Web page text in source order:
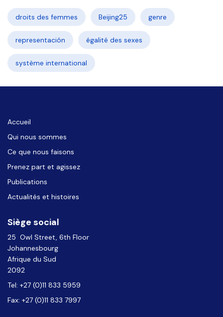
droits des femmes Beijing25 genre
representación égalité des sexes
système international
Accueil
Qui nous sommes
Ce que nous faisons
Prenez part et agissez
Publications
Actualités et histoires
Siège social
25 Owl Street, 6th Floor
Johannesbourg
Afrique du Sud
2092
Tel: +27 (0)11 833 5959
Fax: +27 (0)11 833 7997